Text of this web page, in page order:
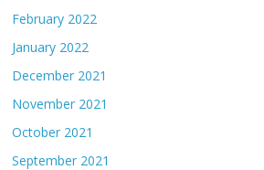
February 2022
January 2022
December 2021
November 2021
October 2021
September 2021